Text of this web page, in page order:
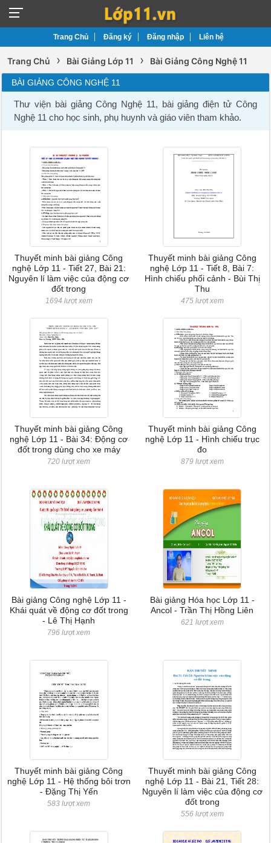
Trang Chủ Đăng ký Đăng nhập Liên hệ
Trang Chủ › Bài Giảng Lớp 11 › Bài Giảng Công Nghệ 11
BÀI GIẢNG CÔNG NGHỆ 11
Thư viện bài giảng Công Nghệ 11, bài giảng điện tử Công
Nghệ 11 cho học sinh, phụ huynh và giáo viên tham khảo.
Thuyết minh bài giảng Công
nghệ Lớp 11 - Tiết 27, Bài 21:
Nguyên lí làm việc của động cơ
đốt trong
1694 lượt xem
Thuyết minh bài giảng Công
nghệ Lớp 11 - Tiết 8, Bài 7:
Hình chiếu phối cảnh - Bùi Thị
Thu
475 lượt xem
Thuyết minh bài giảng Công
nghệ Lớp 11 - Bài 34: Động cơ
đốt trong dùng cho xe máy
720 lượt xem
Thuyết minh bài giảng Công
nghệ Lớp 11 - Hình chiếu trục
đo
879 lượt xem
Bài giảng Công nghệ Lớp 11 -
Khái quát về động cơ đốt trong
- Lê Thị Hạnh
796 lượt xem
Bài giảng Hóa học Lớp 11 -
Ancol - Trần Thị Hồng Liên
621 lượt xem
Thuyết minh bài giảng Công
nghệ Lớp 11 - Hệ thống bôi trơn
- Đặng Thị Yến
583 lượt xem
Thuyết minh bài giảng Công
nghệ Lớp 11 - Bài 21, Tiết 28:
Nguyên lí làm việc của động cơ
đốt trong
556 lượt xem